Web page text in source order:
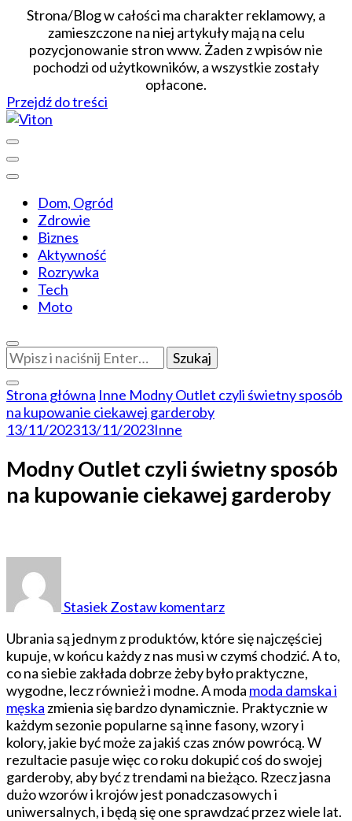
Strona/Blog w całości ma charakter reklamowy, a
zamieszczone na niej artykuły mają na celu
pozycjonowanie stron www. Żaden z wpisów nie
pochodzi od użytkowników, a wszystkie zostały
opłacone.
Przejdź do treści
Viton
Dom, Ogród
Zdrowie
Biznes
Aktywność
Rozrywka
Tech
Moto
Szukasz
czegoś?
Strona główna Inne Modny Outlet czyli świetny sposób
na kupowanie ciekawej garderoby
13/11/202313/11/2023Inne
Modny Outlet czyli świetny sposób
na kupowanie ciekawej garderoby
StasiekZostaw komentarz
czyli
świetny
sposób
na
kupowanie
ciekawej
garderoby
Ubrania są jednym z produktów, które się najczęściej
kupuje, w końcu każdy z nas musi w czymś chodzić. A to,
co na siebie zakłada dobrze żeby było praktyczne,
wygodne, lecz również i modne. A moda moda damska i
męska zmienia się bardzo dynamicznie. Praktycznie w
każdym sezonie popularne są inne fasony, wzory i
kolory, jakie być może za jakiś czas znów powrócą. W
rezultacie pasuje więc co roku dokupić coś do swojej
garderoby, aby być z trendami na bieżąco. Rzecz jasna
dużo wzorów i krojów jest ponadczasowych i
uniwersalnych, i będą się one sprawdzać przez wiele lat.